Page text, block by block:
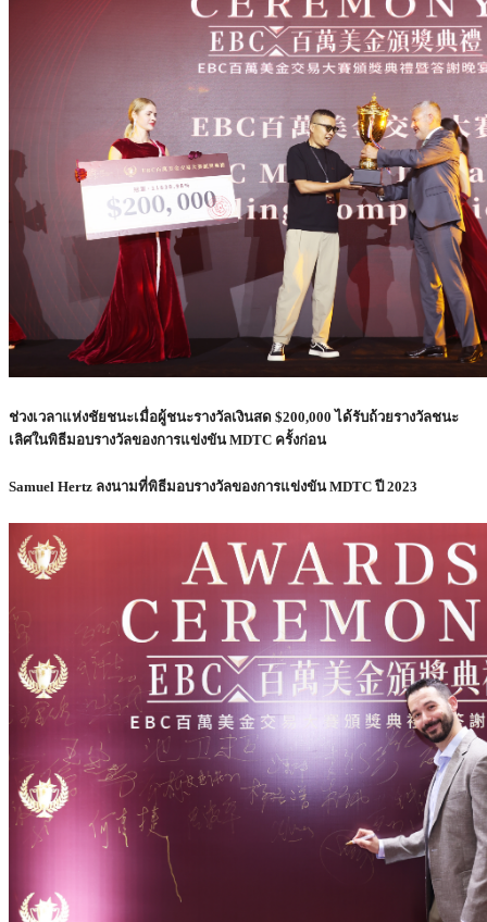
ช่วงเวลาแห่งชัยชนะเมื่อผู้ชนะรางวัลเงินสด $200,000 ได้รับถ้วยรางวัลชนะ
เลิศในพิธีมอบรางวัลของการแข่งขัน MDTC ครั้งก่อน
Samuel Hertz ลงนามที่พิธีมอบรางวัลของการแข่งขัน MDTC ปี 2023